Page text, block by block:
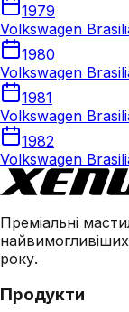
1979
Volkswagen
1980
Volkswagen
1981
Volkswagen
1982
Volkswagen
Преміальні
найвимогливіших
року.
Продукти